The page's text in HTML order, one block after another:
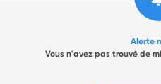
Alerte
Vous n'avez pas trouvé de